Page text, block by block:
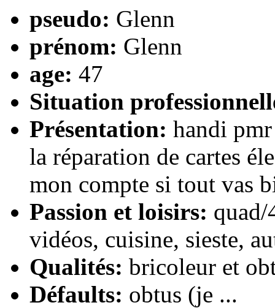
pseudo: Glenn
prénom: Glenn
age: 47
Situation
Présentation: handi
la réparation de cartes
mon compte si tout vas
Passion et loisirs:
vidéos, cuisine, sieste,
Qualités: bricoleur et
Défaults: obtus (je ...